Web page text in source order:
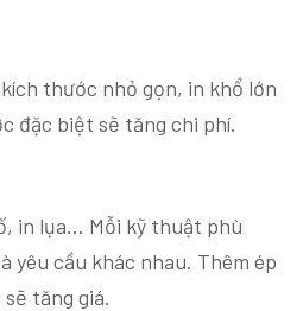
thước nhỏ gọn, in khổ lớn
đặc biệt sẽ tăng chi phí.
in lụa… Mỗi kỹ thuật phù
yêu cầu khác nhau. Thêm ép
tăng giá.